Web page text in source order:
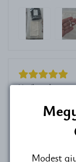
Harikaydı
Satın Alınmış
Her şey çok
rahatlığı
Emeğinize sağlık.
Modest